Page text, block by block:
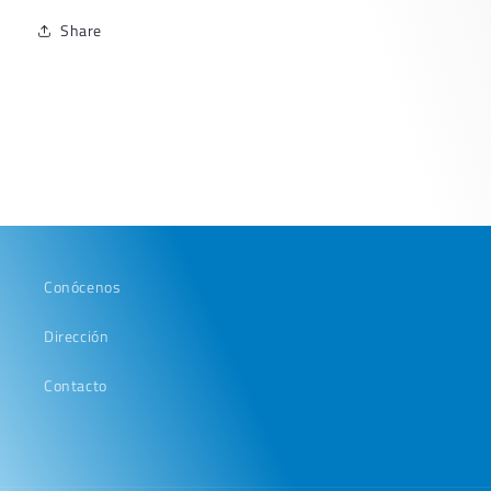
Share
Conócenos
Dirección
Contacto